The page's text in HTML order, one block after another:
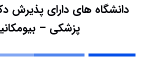
دانشگاه های دارای پذیرش
پزشکی –